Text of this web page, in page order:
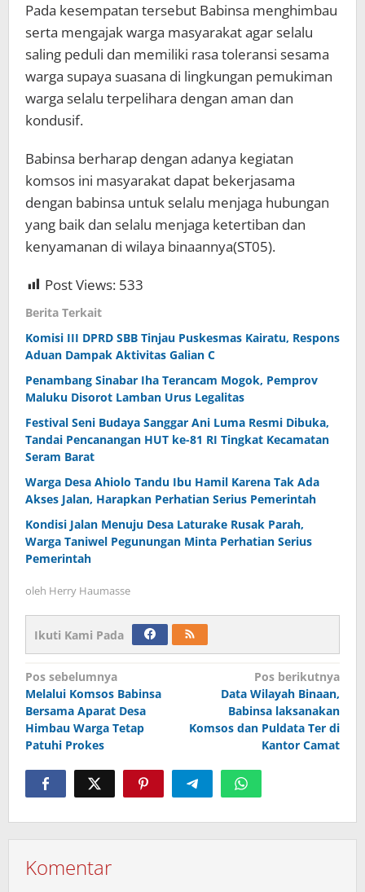
Pada kesempatan tersebut Babinsa menghimbau
serta mengajak warga masyarakat agar selalu
saling peduli dan memiliki rasa toleransi sesama
warga supaya suasana di lingkungan pemukiman
warga selalu terpelihara dengan aman dan
kondusif.
Babinsa berharap dengan adanya kegiatan
komsos ini masyarakat dapat bekerjasama
dengan babinsa untuk selalu menjaga hubungan
yang baik dan selalu menjaga ketertiban dan
kenyamanan di wilaya binaannya(ST05).
Post Views: 533
Berita Terkait
Komisi III DPRD SBB Tinjau Puskesmas Kairatu, Respons
Aduan Dampak Aktivitas Galian C
Penambang Sinabar Iha Terancam Mogok, Pemprov
Maluku Disorot Lamban Urus Legalitas
Festival Seni Budaya Sanggar Ani Luma Resmi Dibuka,
Tandai Pencanangan HUT ke-81 RI Tingkat Kecamatan
Seram Barat
Warga Desa Ahiolo Tandu Ibu Hamil Karena Tak Ada
Akses Jalan, Harapkan Perhatian Serius Pemerintah
Kondisi Jalan Menuju Desa Laturake Rusak Parah,
Warga Taniwel Pegunungan Minta Perhatian Serius
Pemerintah
oleh Herry Haumasse
Ikuti Kami Pada
Navigasi
pos
Pos sebelumnya
Melalui Komsos Babinsa
Bersama Aparat Desa
Himbau Warga Tetap
Patuhi Prokes
Pos berikutnya
Data Wilayah Binaan,
Babinsa laksanakan
Komsos dan Puldata Ter di
Kantor Camat
Komentar